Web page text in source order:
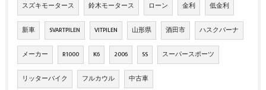
スズキモータース 鈴木モータース ローン 金利 低金利
新車 SVARTPILEN VITPILEN 山形県 酒田市 ハスクバーナ
メーカー R1000 K6 2006 SS スーパースポーツ
リッターバイク フルカウル 中古車